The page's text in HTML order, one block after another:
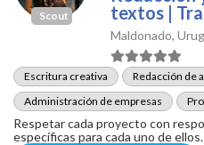
Scout
textos |
Maldonado,
Escritura creativa Redacción de
Administración de empresas
Respetar cada proyecto con
específicas para cada uno de ellos.